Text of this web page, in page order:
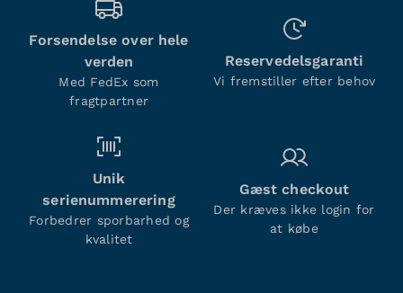
Forsendelse over hele
verden
Med FedEx som
fragtpartner
Reservedelsgaranti
Vi fremstiller efter behov
Unik
serienummerering
Forbedrer sporbarhed og
kvalitet
Gæst checkout
Der kræves ikke login for
at købe